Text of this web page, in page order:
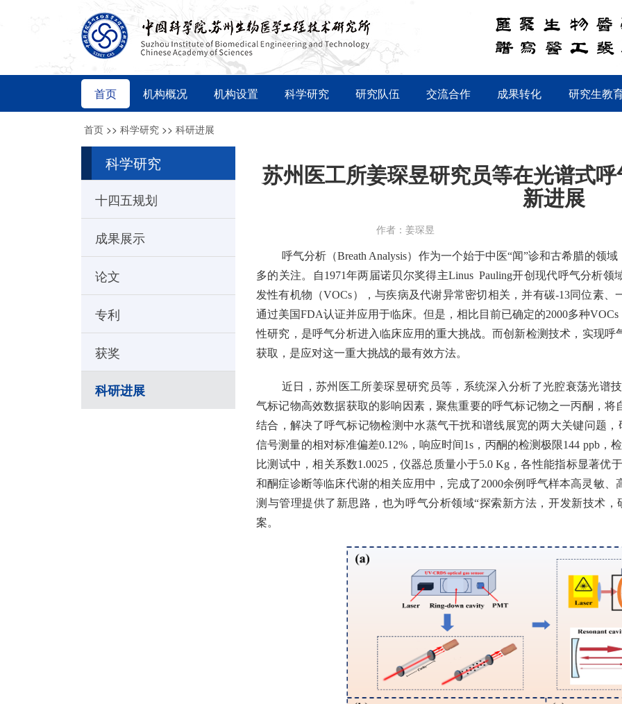
首页 机构概况 机构设置 科学研究 研究队伍 交流合作 成果转化 研究生教
首页 >> 科学研究 >> 科研进展
科学研究
十四五规划
成果展示
论文
专利
获奖
科研进展
苏州医工所姜琛昱研究员等在光谱式
新进展
作者：姜琛昱
呼气分析（Breath Analysis）作为一个始于中医“闻”诊和古希腊的领
多的关注。自1971年两届诺贝尔奖得主Linus Pauling开创现代呼气分析
发性有机物（VOCs），与疾病及代谢异常密切相关，并有碳-13同位素
通过美国FDA认证并应用于临床。但是，相比目前已确定的2000多种
性研究，是呼气分析进入临床应用的重大挑战。而创新检测技术，实现
获取，是应对这一重大挑战的最有效方法。
近日，苏州医工所姜琛昱研究员等，系统深入分析了光腔衰荡光谱技
气标记物高效数据获取的影响因素，聚焦重要的呼气标记物之一丙酮，
结合，解决了呼气标记物检测中水蒸气干扰和谱线展宽的两大关键问题
信号测量的相对标准偏差0.12%，响应时间1s，丙酮的检测极限144 ppb，
比测试中，相关系数1.0025，仪器总质量小于5.0 Kg，各性能指标显著优
和酮症诊断等临床代谢的相关应用中，完成了2000余例呼气样本高灵敏
测与管理提供了新思路，也为呼气分析领域“探索新方法，开发新技术
案。